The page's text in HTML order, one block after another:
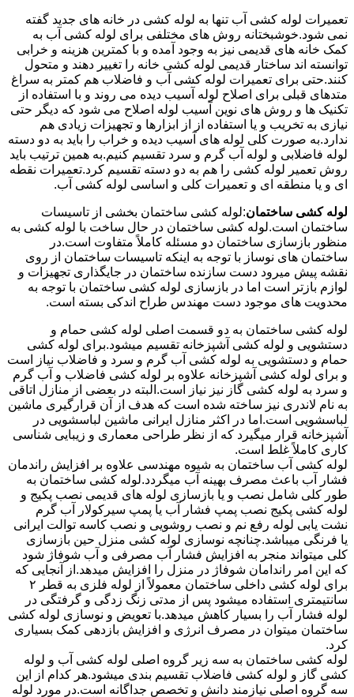
تعمیرات لوله کشی آب تنها به لوله کشی در خانه های جدید گفته
نمی شود.خوشبختانه روش های مختلفی برای لوله کشی آب به
کمک خانه های قدیمی نیز به وجود آمده و با کمترین هزینه و خرابی
توانسته اند ساختار قدیمی لوله کشی خانه را تغییر دهند و متحول
کنند.حتی برای تعمیرات لوله کشی آب و فاضلاب هم کمتر به سراغ
متدهای قبلی برای اصلاح لوله آسیب دیده می روند و با استفاده از
تکنیک ها و روش های نوین آسیب لوله اصلاح می شود که دیگر حتی
نیازی به تخریب و یا استفاده از از ابزارها و تجهیزات زیادی هم
ندارد.به صورت کلی لوله های آسیب دیده و خراب را باید به دو دسته
لوله فاضلابی و لوله آب گرم و سرد تقسیم کنیم.به همین ترتیب باید
روش تعمیر لوله کشی را هم به دو دسته تقسیم کرد.تعمیرات نقطه
ای و یا منطقه ای و تعمیرات کلی و اساسی لوله کشی آب.
لوله کشی ساختمان:لوله کشی ساختمان بخشی از تاسیسات
ساختمان است.لوله کشی ساختمان در حال ساخت با لوله کشی به
منظور بازسازی ساختمان دو مسئله کاملاً متفاوت است.در
ساختمان های نوساز با توجه به اینکه تاسیسات ساختمان از روی
نقشه پیش میرود دست سازنده ساختمان در جایگذاری تجهیزات و
لوازم بازتر است اما در بازسازی لوله کشی ساختمان با توجه به
محدویت های موجود دست مهندس طراح اندکی بسته است.
لوله کشی ساختمان به دو قسمت اصلی لوله کشی حمام و
دستشویی و لوله کشی آشپزخانه تقسیم میشود.برای لوله کشی
حمام و دستشویی به لوله کشی آب گرم و سرد و فاضلاب نیاز است
و برای لوله کشی آشپزخانه علاوه بر لوله کشی فاضلاب و آب گرم
و سرد به لوله کشی گاز نیز نیاز است.البته در بعضی از منازل اتاقی
به نام لاندری نیز ساخته شده است که هدف از آن قرارگیری ماشین
لباسشویی است.اما در اکثر منازل ایرانی ماشین لباسشویی در
آشپزخانه قرار میگیرد که از نظر طراحی معماری و زیبایی شناسی
کاری کاملاً غلط است.
لوله کشی آب ساختمان به شیوه مهندسی علاوه بر افزایش راندمان
فشار آب باعث مصرف بهینه آب میگردد.لوله کشی ساختمان به
طور کلی شامل نصب و یا بازسازی لوله های قدیمی نصب پکیج و
لوله کشی پکیج نصب پمپ فشار آب یا پمپ سیرکولار آب گرم
نشت یابی لوله رفع نم و نصب روشویی و نصب کاسه توالت ایرانی
یا فرنگی میباشد.چنانچه نوسازی لوله کشی منزل حین بازسازی
کلی میتواند منجر به افزایش فشار آب مصرفی و آب شوفاژ شود
که این امر راندامان شوفاژ در منزل را افزایش میدهد.از آنجایی که
برای لوله کشی داخلی ساختمان معمولاً از لوله فلزی به قطر ۲
سانتیمتری استفاده میشود پس از مدتی زنگ زدگی و گرفتگی در
لوله فشار آب را بسیار کاهش میدهد.با تعویض و نوسازی لوله کشی
ساختمان میتوان در مصرف انرژی و افزایش بازدهی کمک بسیاری
کرد.
لوله کشی ساختمان به سه زیر گروه اصلی لوله کشی آب و لوله
کشی گاز و لوله کشی فاضلاب تقسیم بندی میشود.هر کدام از این
سه گروه اصلی نیازمند دانش و تخصص جداگانه است.در مورد لوله